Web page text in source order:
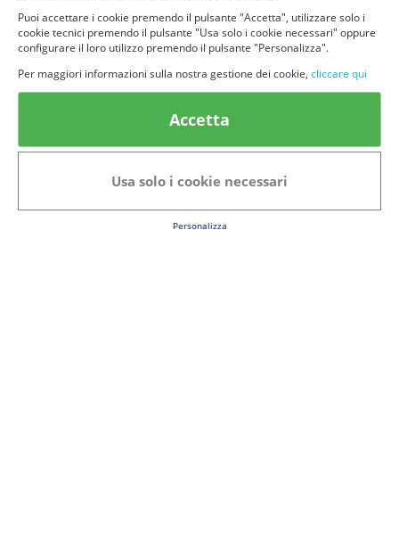
Puoi accettare i cookie premendo il pulsante "Accetta", utilizzare solo i
cookie tecnici premendo il pulsante "Usa solo i cookie necessari" oppure
configurare il loro utilizzo premendo il pulsante "Personalizza".
Per maggiori informazioni sulla nostra gestione dei cookie, cliccare qui
Accetta
Usa solo i cookie necessari
Personalizza